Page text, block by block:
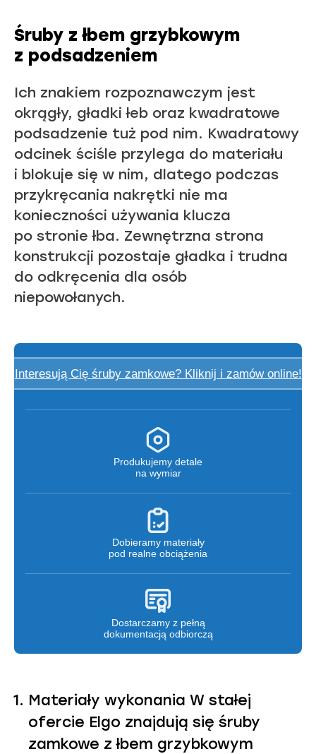
Śruby z łbem grzybkowym
z podsadzeniem
Ich znakiem rozpoznawczym jest
okrągły, gładki łeb oraz kwadratowe
podsadzenie tuż pod nim. Kwadratowy
odcinek ściśle przylega do materiału
i blokuje się w nim, dlatego podczas
przykręcania nakrętki nie ma
konieczności używania klucza
po stronie łba. Zewnętrzna strona
konstrukcji pozostaje gładka i trudna
do odkręcenia dla osób
niepowołanych.
Interesują Cię śruby zamkowe? Kliknij i zamów online!
Produkujemy detale
na wymiar
Dobieramy materiały
pod realne obciążenia
Dostarczamy z pełną
dokumentacją odbiorczą
Materiały wykonania W stałej
ofercie Elgo znajdują się śruby
zamkowe z łbem grzybkowym